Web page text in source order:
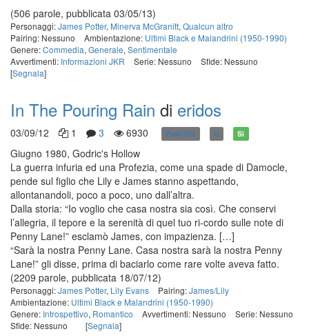
(506 parole, pubblicata 03/05/13)
Personaggi:James Potter, Minerva McGranitt, Qualcun altro
Pairing: Nessuno
Ambientazione: Ultimi Black e Malandrini (1950-1990)
Genere:Commedia, Generale, Sentimentale
Avvertimenti: Informazioni JKR Serie: Nessuno
Sfide: Nessuno
[Segnala]
In The Pouring Rain di eridos
03/09/12 1 3 6930 Post-DH G Sì
Giugno 1980, Godric's Hollow
La guerra infuria ed una Profezia, come una spade di Damocle,
pende sul figlio che Lily e James stanno aspettando,
allontanandoli, poco a poco, uno dall’altra.
Dalla storia: “Io voglio che casa nostra sia così. Che conservi
l’allegria, il tepore e la serenità di quel tuo ri-cordo sulle note di
Penny Lane!” esclamò James, con impazienza. […]
“Sarà la nostra Penny Lane. Casa nostra sarà la nostra Penny
Lane!” gli disse, prima di baciarlo come rare volte aveva fatto.
(2209 parole, pubblicata 18/07/12)
Personaggi:James Potter, Lily Evans Pairing:James/Lily
Ambientazione: Ultimi Black e Malandrini (1950-1990)
Genere: Introspettivo, Romantico Avvertimenti: Nessuno
Serie: Nessuno
Sfide: Nessuno
[Segnala]